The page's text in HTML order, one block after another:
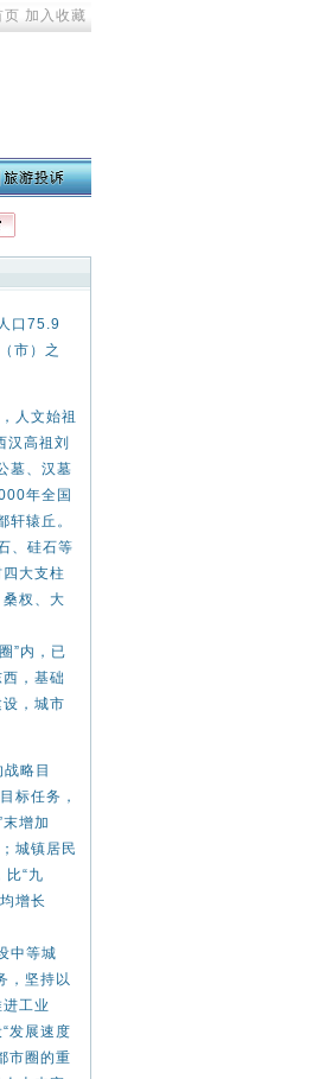
页 加入收藏
口75.9
市）之
人文始祖
汉高祖刘
墓、汉墓
年全国
辕丘。
、硅石等
大支柱
杈、大
”内，已
，基础
，城市
略目
标任务，
增加
城镇居民
“九
增长
中等城
，坚持以
工业
发展速度
市圈的重